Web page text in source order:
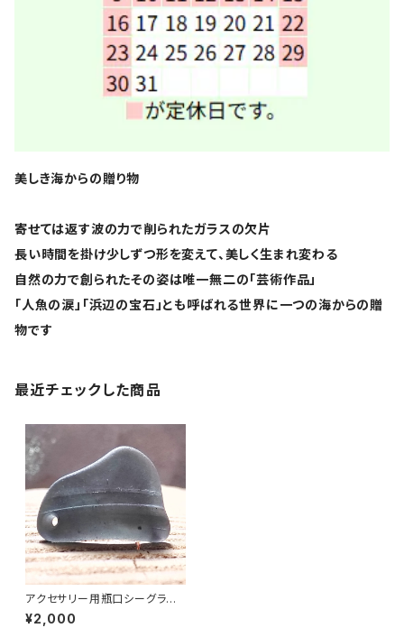
美しき海からの贈り物
寄せては返す波の力で削られたガラスの欠片
長い時間を掛け少しずつ形を変えて、美しく生まれ変わる
自然の力で創られたその姿は唯一無二の「芸術作品」
「人魚の涙」「浜辺の宝石」とも呼ばれる世界に一つの海からの贈
物です
最近チェックした商品
アクセサリー用瓶口シーグラス
素材(黒系) AS-5
¥2,000